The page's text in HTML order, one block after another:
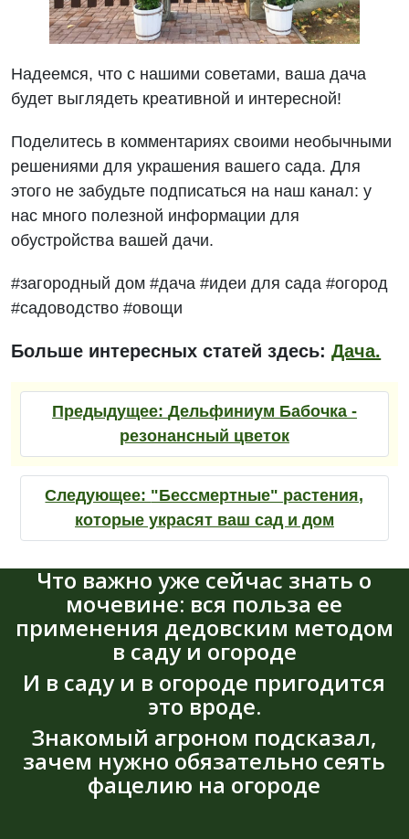
Надеемся, что с нашими советами, ваша дача
будет выглядеть креативной и интересной!
Поделитесь в комментариях своими необычными
решениями для украшения вашего сада. Для
этого не забудьте подписаться на наш канал: у
нас много полезной информации для
обустройства вашей дачи.
#загородный дом #дача #идеи для сада #огород
#садоводство #овощи
Больше интересных статей здесь:Дача.
Предыдущее: Дельфиниум Бабочка -
резонансный цветок
Следующее: "Бессмертные" растения,
которые украсят ваш сад и дом
Что важно уже сейчас знать о
мочевине: вся польза ее
применения дедовским методом
в саду и огороде
И в саду и в огороде пригодится
это вроде.
Знакомый агроном подсказал,
зачем нужно обязательно сеять
фацелию на огороде